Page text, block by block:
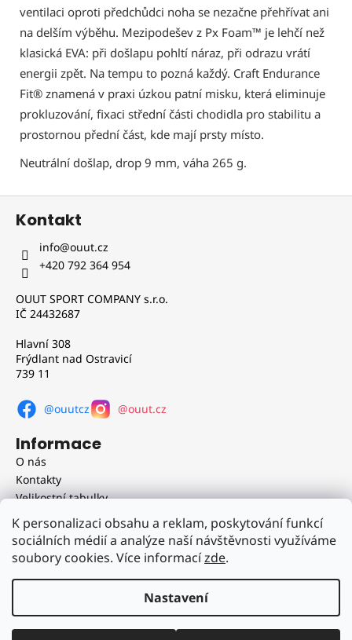
K personalizaci obsahu a reklam, poskytování funkcí
sociálních médií a analýze naší návštěvnosti využíváme
soubory cookies. Více informacízde.
Nastavení
ventilaci oproti předchůdci noha se nezačne přehřívat ani
na delším výběhu. Mezipodešev z Px Foam™ je lehčí než
klasická EVA: při došlapu pohltí náraz, při odrazu vrátí
energii zpět. Na tempu to pozná každý. Craft Endurance
Fit® znamená v praxi úzkou patní misku, která eliminuje
prokluzování, fixaci střední části chodidla pro stabilitu a
prostornou přední část, kde mají prsty místo.
Neutrální došlap, drop 9 mm, váha 265 g.
Z
Kontakt
info@ouut.cz
+420 792 364 954
OUUT SPORT COMPANY s.r.o.
IČ 24432687
Hlavní 308
Frýdlant nad Ostravicí
739 11
@ouutcz @ouut.cz
Informace
O nás
Kontakty
Velikostní tabulky
Obchodní podmínky
Doprava a platba
Reklamační řád
Podmínky ochrany osobních údajů
Copyright 2026OUUT.cz. Všechna práva vyhrazena.Upravit